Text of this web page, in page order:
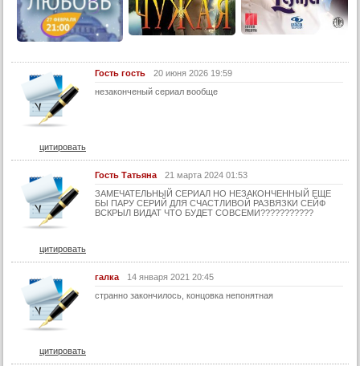
Гость гость
20 июня 2026 19:59
незаконченый сериал вообще
цитировать
Гость Татьяна
21 марта 2024 01:53
ЗАМЕЧАТЕЛЬНЫЙ СЕРИАЛ НО НЕЗАКОНЧЕННЫЙ ЕЩЕ
БЫ ПАРУ СЕРИЙ ДЛЯ СЧАСТЛИВОЙ РАЗВЯЗКИ СЕЙФ
ВСКРЫЛ ВИДАТ ЧТО БУДЕТ СОВСЕМИ???????????
цитировать
галка
14 января 2021 20:45
странно закончилось, концовка непонятная
цитировать